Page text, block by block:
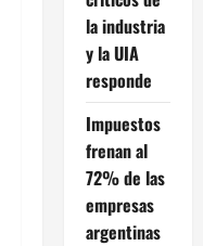
la industria
y la UIA
responde
Impuestos
frenan al
72% de las
empresas
argentinas